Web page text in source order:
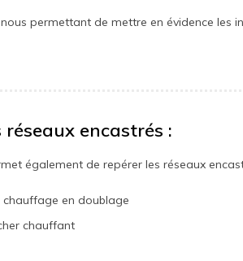
permettant de mettre en évidence les
réseaux encastrés :
également de repérer les réseaux
en doublage
chauffant